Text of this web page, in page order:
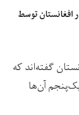
افغانستان توسط
گفته‌اند که
آن‌ها